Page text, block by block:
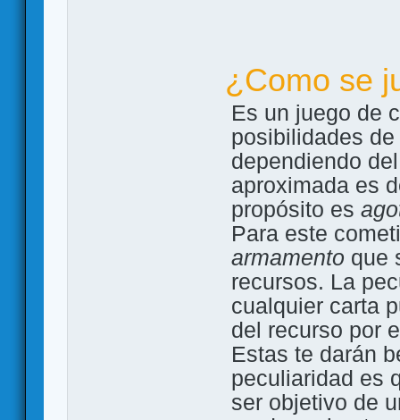
¿Como se
Es un juego de
posibilidades
dependiendo
aproximada es
propósito es
Para este
armamento que
recursos. La
cualquier carta
del recurso por
Estas te darán
peculiaridad es
ser objetivo de